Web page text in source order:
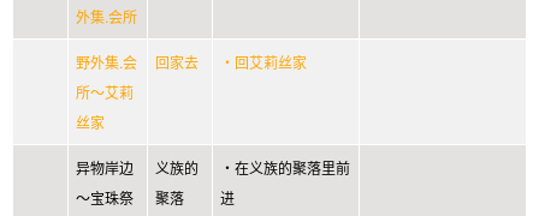
外集.会所
野外集.会
所～艾莉
丝家
回家去 ・回艾莉丝家
异物岸边
～宝珠祭
义族的
聚落
・在义族的聚落里前
进